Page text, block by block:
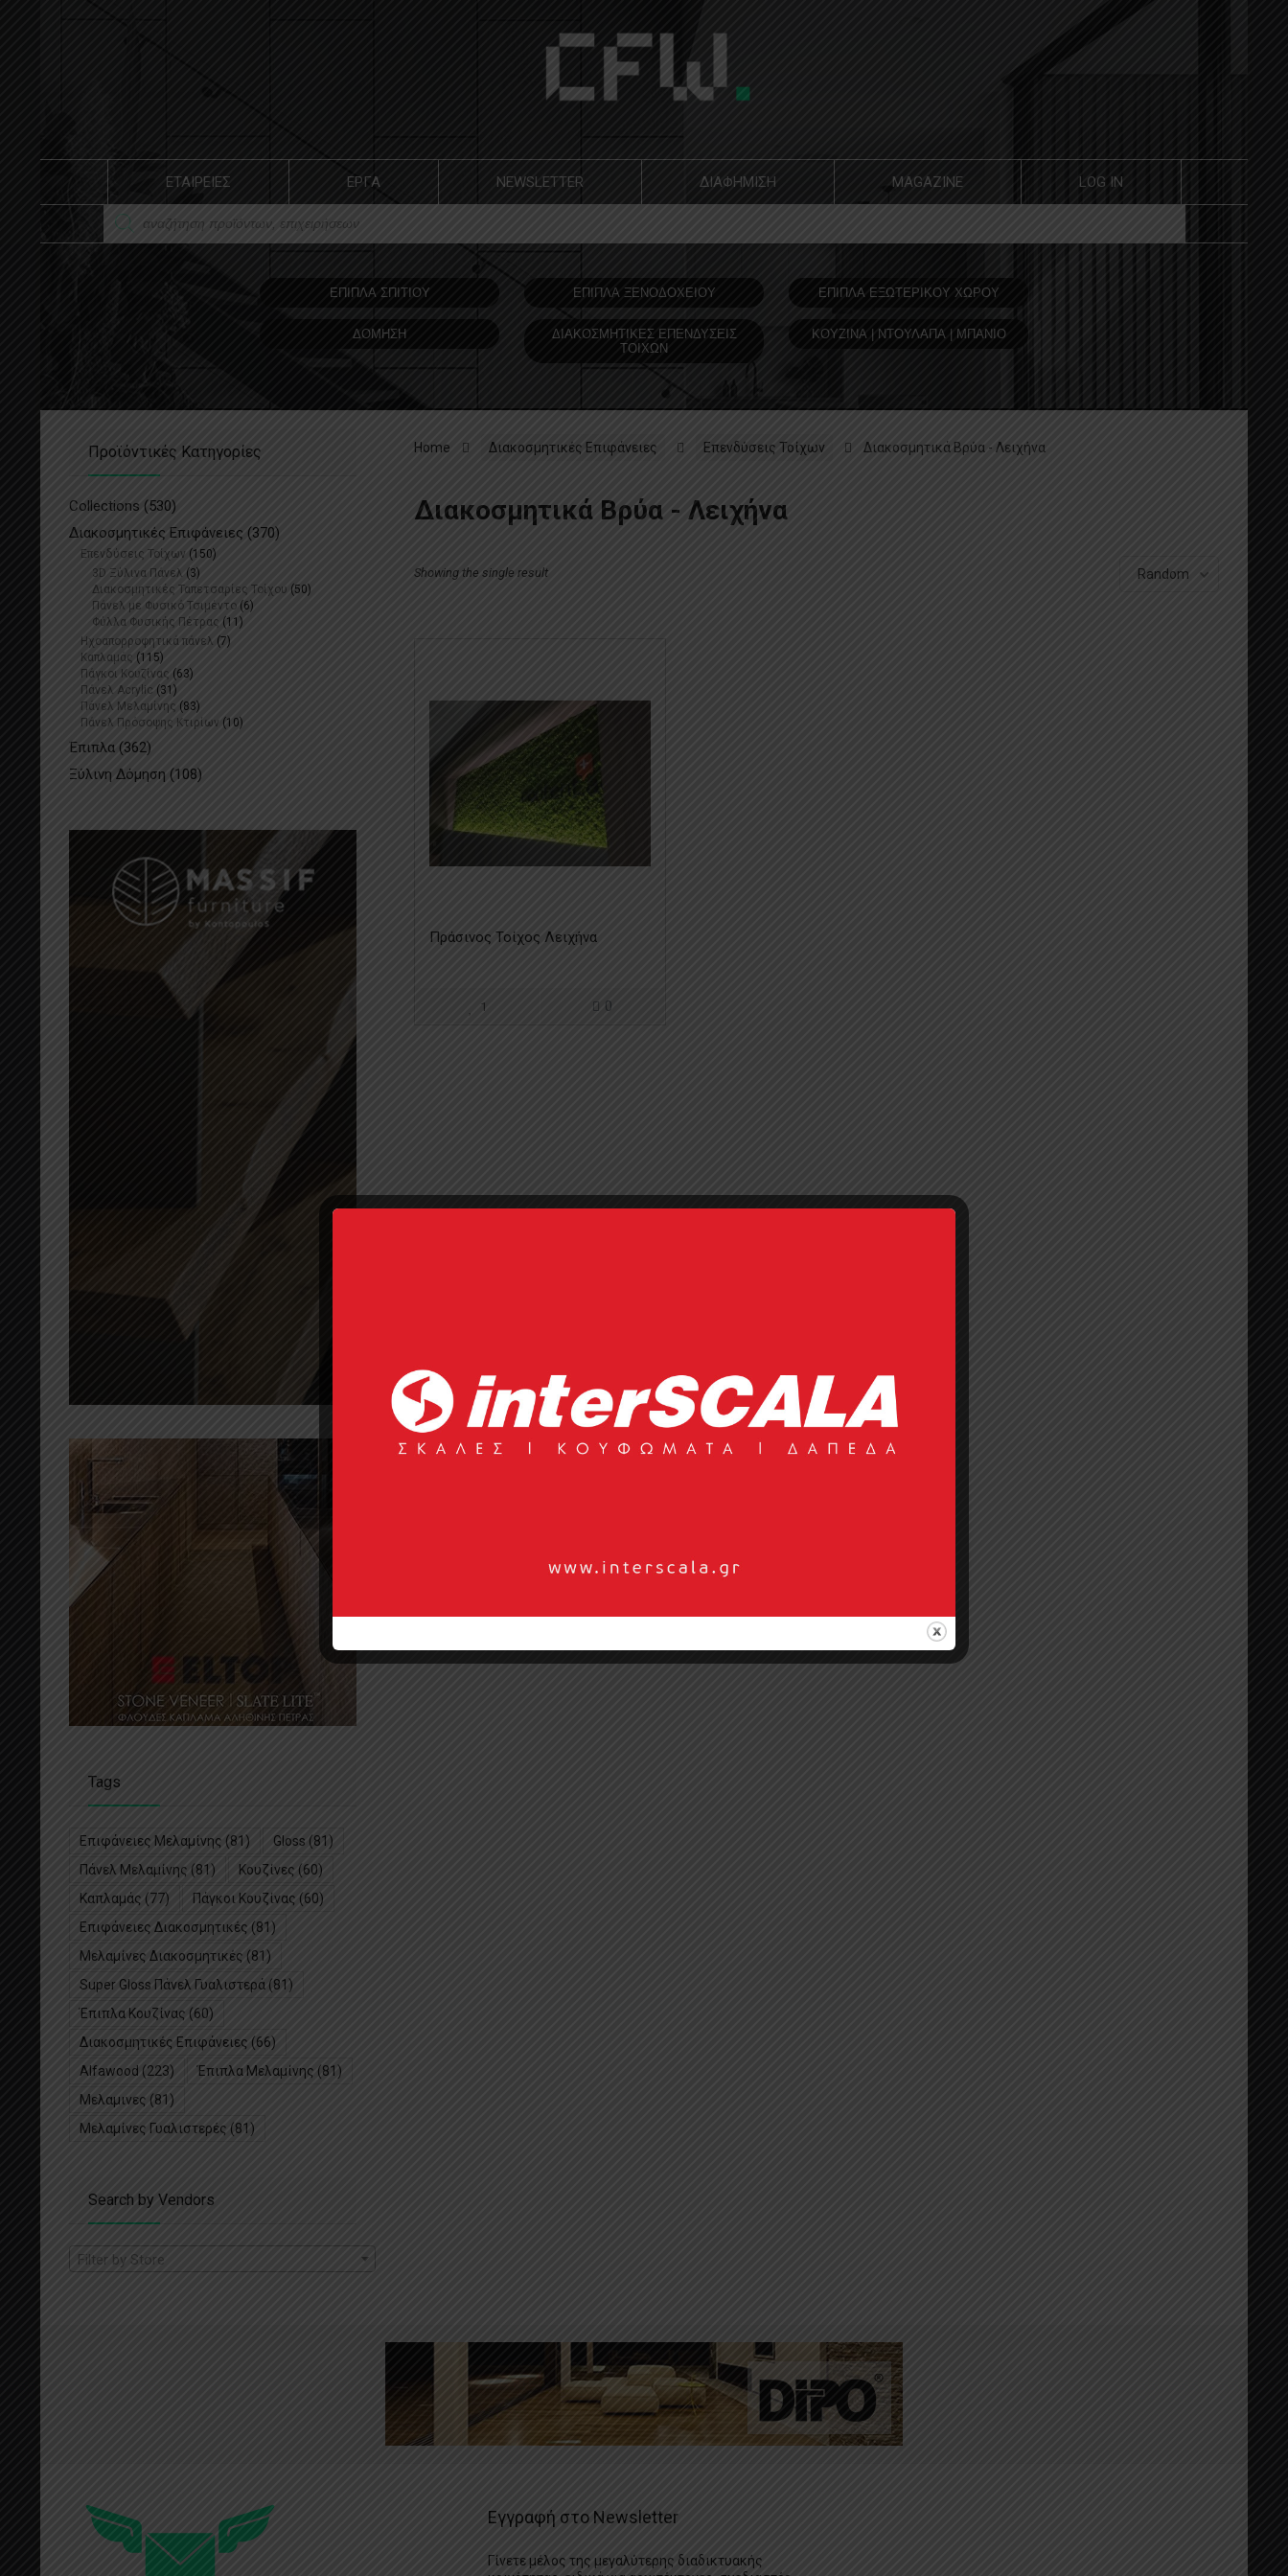
ΕΤΑΙΡΕΙΕΣ ΕΡΓΑ NEWSLETTER ΔΙΑΦΗΜΙΣΗ MAGAZINE LOG IN
ΕΠΙΠΛΑ ΣΠΙΤΙΟΥ ΕΠΙΠΛΑ ΞΕΝΟΔOΧΕΙΟΥ ΕΠΙΠΛΑ ΕΞΩΤΕΡΙΚΟΥ ΧΩΡΟΥ
ΔΟΜΗΣΗ
ΔΙΑΚΟΣΜΗΤΙΚΕΣ ΕΠΕΝΔΥΣΕΙΣ
ΤΟΙΧΩΝ
ΚΟΥΖΙΝΑ | ΝΤΟΥΛΑΠΑ | ΜΠΑΝΙΟ
Προϊόντικές Κατηγορίες
Collections (530)
Διακοσμητικές Επιφάνειες (370)
Επενδύσεις Τοίχων (150)
3D Ξύλινα Πάνελ (3)
Διακοσμητικές Ταπετσαρίες Τοίχου (50)
Πάνελ με Φυσικό Τσιμέντο (6)
Φύλλα Φυσικής Πέτρας (11)
Ηχοαπορροφητικά πάνελ (7)
Καπλαμάς (115)
Πάγκοι Κουζίνας (63)
Πάνελ Acrylic (31)
Πάνελ Μελαμίνης (83)
Πάνελ Πρόσοψης Κτιρίων (10)
Έπιπλα (362)
Ξύλινη Δόμηση (108)
Tags
Επιφάνειες Μελαμίνης (81) Gloss (81)
Πάνελ Μελαμίνης (81) Κουζίνες (60)
Καπλαμάς (77) Πάγκοι Κουζίνας (60)
Επιφάνειες Διακοσμητικές (81)
Μελαμίνες Διακοσμητικές (81)
Super Gloss Πάνελ Γυαλιστερά (81)
Έπιπλα Κουζίνας (60)
Διακοσμητικές Επιφάνειες (66)
Alfawood (223) Έπιπλα Μελαμίνης (81)
Μελαμινες (81)
Μελαμίνες Γυαλιστερές (81)
Search by Vendors
Filter by Store
Home Διακοσμητικές Επιφάνειες Επενδύσεις Τοίχων Διακοσμητικά Βρύα - Λειχήνα
Διακοσμητικά Βρύα - Λειχήνα
Showing the single result Random
Πράσινος Τοίχος Λειχήνα
1 0
Εγγραφή στο Newsletter
Γίνετε μέλος της μεγαλύτερης διαδικτυακής